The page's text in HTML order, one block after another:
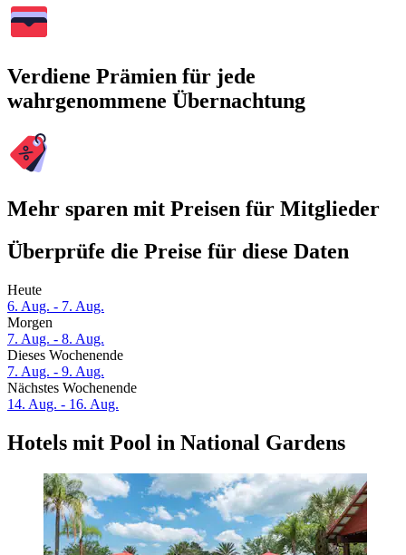
Verdiene Prämien für jede
wahrgenommene Übernachtung
Mehr sparen mit Preisen für Mitglieder
Überprüfe die Preise für diese Daten
Heute
6. Aug. - 7. Aug.
Morgen
7. Aug. - 8. Aug.
Dieses Wochenende
7. Aug. - 9. Aug.
Nächstes Wochenende
14. Aug. - 16. Aug.
Hotels mit Pool in National Gardens